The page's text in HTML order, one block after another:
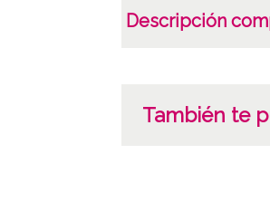
Descripción
También te